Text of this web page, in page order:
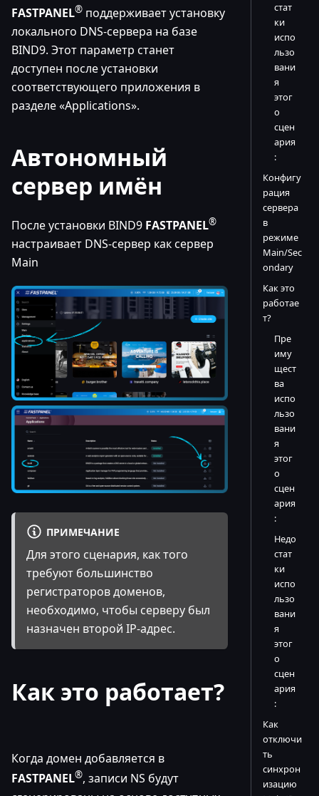
FASTPANEL® поддерживает установку
локального DNS-сервера на базе
BIND9. Этот параметр станет
доступен после установки
соответствующего приложения в
разделе «Applications».
Автономный
сервер имён
После установки BIND9 FASTPANEL®
настраивает DNS-сервер как сервер
Main
ПРИМЕЧАНИЕ
Для этого сценария, как того
требуют большинство
регистраторов доменов,
необходимо, чтобы серверу был
назначен второй IP-адрес.
Как это работает?
Когда домен добавляется в
FASTPANEL®, записи NS будут
стат
ки
испо
льзо
вани
я
этог
о
сцен
ария
:
Конфигу
рация
сервера
в
режиме
Main/Sec
ondary
Как это
работае
т?
Пре
иму
щест
ва
испо
льзо
вани
я
этог
о
сцен
ария
:
Недо
стат
ки
испо
льзо
вани
я
этог
о
сцен
ария
:
Как
отключи
ть
синхрон
изацию